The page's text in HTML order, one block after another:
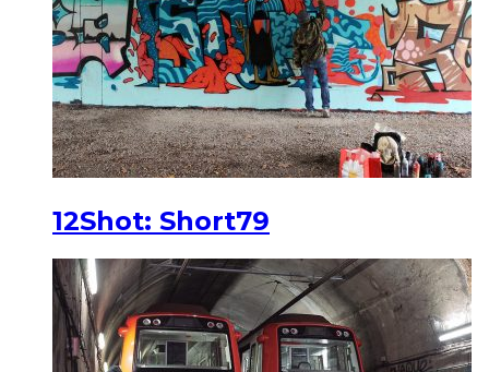
12Shot: Short79